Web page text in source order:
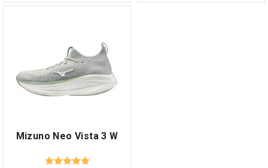
Mizuno Neo Vista 3 W
Betyg: 5.0 utav 5 stjärnor